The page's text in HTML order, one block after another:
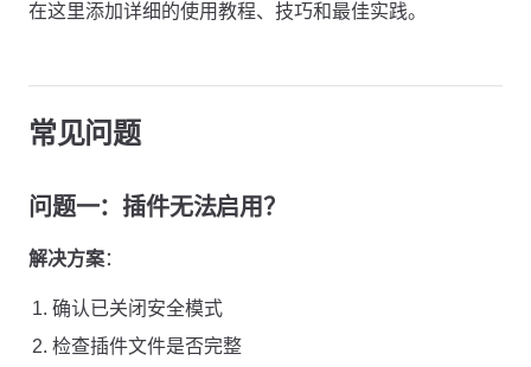
在这里添加详细的使用教程、技巧和最佳实践。
常见问题
问题一：插件无法启用？
解决方案：
确认已关闭安全模式
检查插件文件是否完整